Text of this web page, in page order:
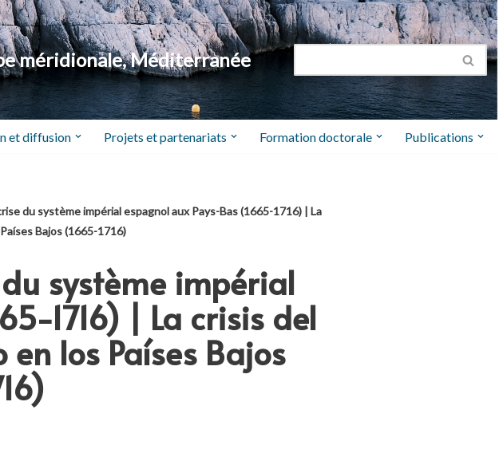
méridionale, Méditerranée
et diffusion Projets et partenariats Formation doctorale Publications
du système impérial espagnol aux Pays-Bas (1665-1716) | La
Bajos (1665-1716)
système impérial
1716) | La crisis del
los Países Bajos